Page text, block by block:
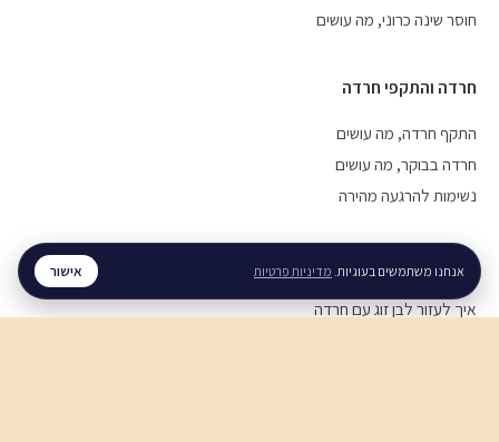
חוסר שינה כרוני, מה עושים
חרדה והתקפי חרדה
התקף חרדה, מה עושים
חרדה בבוקר, מה עושים
נשימות להרגעה מהירה
מערכות יחסים
איך לעזור לבן זוג עם חרדה
אנחנו משתמשים בעוגיות. מדיניות פרטיות אישור